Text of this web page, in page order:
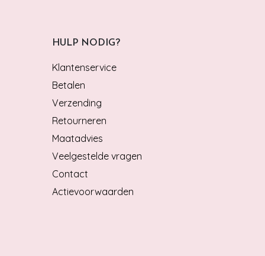
HULP NODIG?
Klantenservice
Betalen
Verzending
Retourneren
Maatadvies
Veelgestelde vragen
Contact
Actievoorwaarden